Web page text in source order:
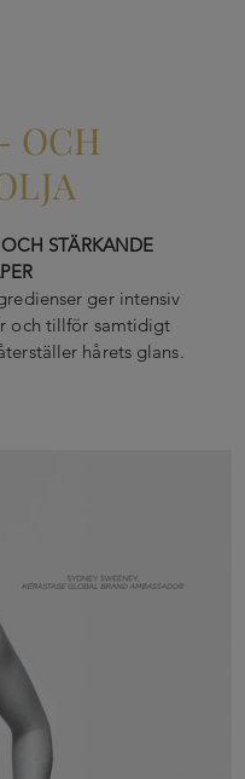
OCH
STÄRKANDE
ger intensiv
och tillför samtidigt
hårets glans.